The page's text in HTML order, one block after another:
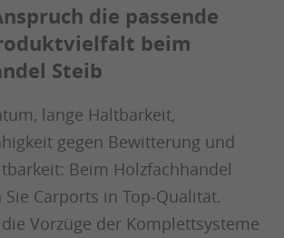
die passende
beim
Steib
lange Haltbarkeit,
gegen Bewitterung und
Beim Holzfachhandel
Carports in Top-Qualität.
Vorzüge der Komplettsysteme